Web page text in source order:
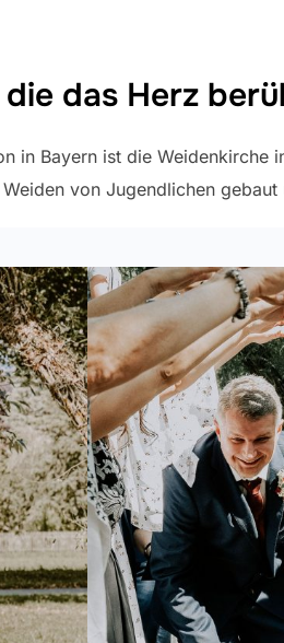
das Herz
in Bayern ist die
von Jugendlichen